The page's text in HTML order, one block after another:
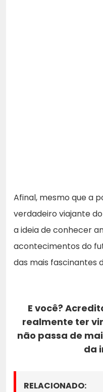
Afinal, mesmo que a
verdadeiro viajante
a ideia de conhecer
acontecimentos do
das mais fascinantes
E você?
realmente ter
não passa de
da
RELACIONADO: